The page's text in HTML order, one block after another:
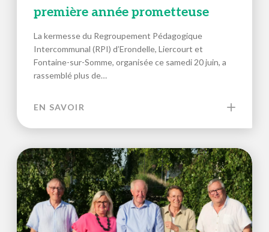
première année prometteuse
La kermesse du Regroupement Pédagogique
Intercommunal (RPI) d’Erondelle, Liercourt et
Fontaine-sur-Somme, organisée ce samedi 20 juin, a
rassemblé plus de…
EN SAVOIR